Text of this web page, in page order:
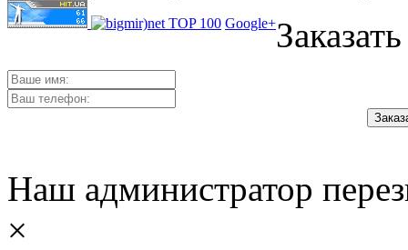
Google+
Наш администратор
×